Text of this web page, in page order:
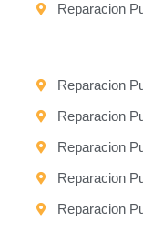
Reparacion
Reparacion
Reparacion
Reparacion
Reparacion
Reparacion